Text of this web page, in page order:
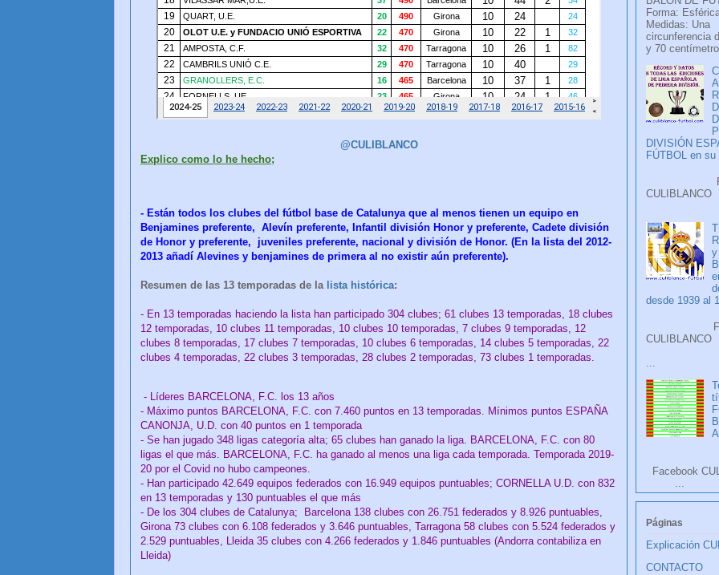
@CULIBLANCO
Explico como lo he hecho;
- Están todos los clubes del fútbol base de Catalunya que al menos tienen un equipo en
Benjamines preferente, Alevín preferente, Infantil división Honor y preferente, Cadete división
de Honor y preferente, juveniles preferente, nacional y división de Honor. (En la lista del 2012-
2013 añadí Alevines y benjamines de primera al no existir aún preferente).
Resumen de las 13 temporadas de la lista histórica:
- En 13 temporadas haciendo la lista han participado 304 clubes; 61 clubes 13 temporadas, 18 clubes
12 temporadas, 10 clubes 11 temporadas, 10 clubes 10 temporadas, 7 clubes 9 temporadas, 12
clubes 8 temporadas, 17 clubes 7 temporadas, 10 clubes 6 temporadas, 14 clubes 5 temporadas, 22
clubes 4 temporadas, 22 clubes 3 temporadas, 28 clubes 2 temporadas, 73 clubes 1 temporadas.
- Líderes BARCELONA, F.C. los 13 años
- Máximo puntos BARCELONA, F.C. con 7.460 puntos en 13 temporadas. Mínimos puntos ESPAÑA
CANONJA, U.D. con 40 puntos en 1 temporada
- Se han jugado 348 ligas categoría alta; 65 clubes han ganado la liga. BARCELONA, F.C. con 80
ligas el que más. BARCELONA, F.C. ha ganado al menos una liga cada temporada. Temporada 2019-
20 por el Covid no hubo campeones.
- Han participado 42.649 equipos federados con 16.949 equipos puntuables; CORNELLA U.D. con 832
en 13 temporadas y 130 puntuables el que más
- De los 304 clubes de Catalunya; Barcelona 138 clubes con 26.751 federados y 8.926 puntuables,
Girona 73 clubes con 6.108 federados y 3.646 puntuables, Tarragona 58 clubes con 5.524 federados y
2.529 puntuables, Lleida 35 clubes con 4.266 federados y 1.846 puntuables (Andorra contabiliza en
Lleida)
Forma:
Medidas: Una
circunferencia
y 70
DIVISIÓN
FÚTBOL en su
y
desde 1939 al
Facebook
...
Páginas
Explicación
CONTACTO